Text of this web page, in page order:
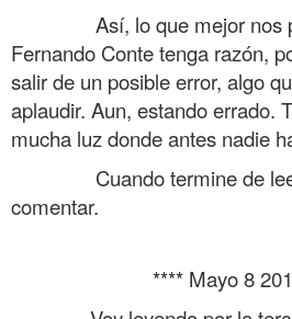
Así, lo que mejor nos
Fernando Conte tenga razón,
salir de un posible error, algo
aplaudir. Aun, estando errado.
mucha luz donde antes nadie
Cuando termine de
comentar.
**** Mayo 8